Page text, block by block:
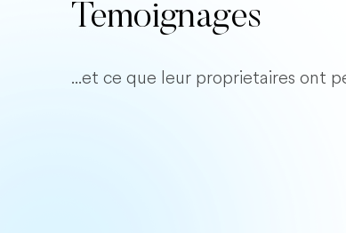
Temoignages
...et ce que leur proprietaires ont